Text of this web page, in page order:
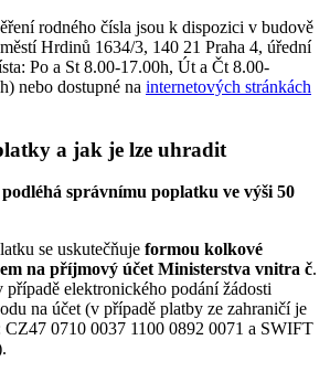
rodného čísla jsou k dispozici v budově
Hrdinů 1634/3, 140 21 Praha 4, úřední
Po a St 8.00-17.00h, Út a Čt 8.00-
nebo dostupné na internetových stránkách
a jak je lze uhradit
podléhá správnímu poplatku ve výši 50
se uskutečňuje formou kolkové
na příjmový účet Ministerstva vnitra č.
případě elektronického podání žádosti
na účet (v případě platby ze zahraničí je
0710 0037 1100 0892 0071 a SWIFT